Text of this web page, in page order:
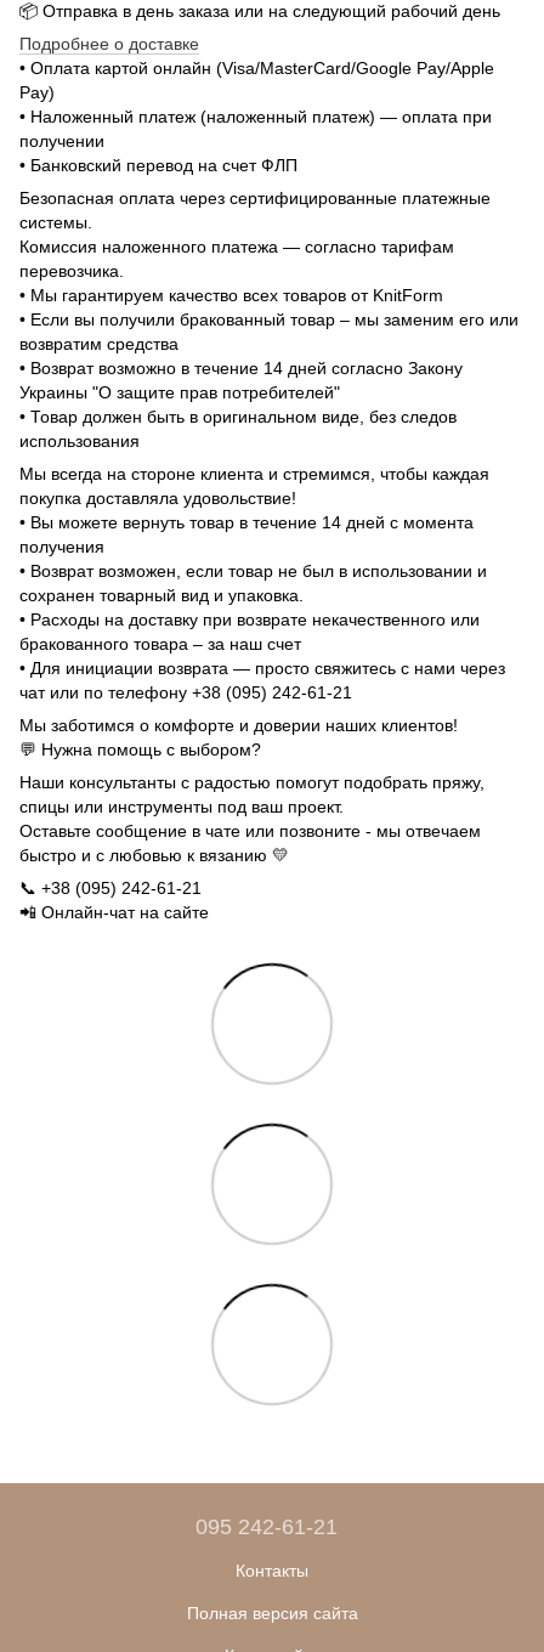
📦 Отправка в день заказа или на следующий рабочий день
Подробнее о доставке
• Оплата картой онлайн (Visa/MasterCard/Google Pay/Apple
Pay)
• Наложенный платеж (наложенный платеж) — оплата при
получении
• Банковский перевод на счет ФЛП
Безопасная оплата через сертифицированные платежные
системы.
Комиссия наложенного платежа — согласно тарифам
перевозчика.
• Мы гарантируем качество всех товаров от KnitForm
• Если вы получили бракованный товар – мы заменим его или
возвратим средства
• Возврат возможно в течение 14 дней согласно Закону
Украины "О защите прав потребителей"
• Товар должен быть в оригинальном виде, без следов
использования
Мы всегда на стороне клиента и стремимся, чтобы каждая
покупка доставляла удовольствие!
• Вы можете вернуть товар в течение 14 дней с момента
получения
• Возврат возможен, если товар не был в использовании и
сохранен товарный вид и упаковка.
• Расходы на доставку при возврате некачественного или
бракованного товара – за наш счет
• Для инициации возврата — просто свяжитесь с нами через
чат или по телефону +38 (095) 242-61-21
Мы заботимся о комфорте и доверии наших клиентов!
💬 Нужна помощь с выбором?
Наши консультанты с радостью помогут подобрать пряжу,
спицы или инструменты под ваш проект.
Оставьте сообщение в чате или позвоните - мы отвечаем
быстро и с любовью к вязанию 💛
📞 +38 (095) 242-61-21
📲 Онлайн-чат на сайте
095 242-61-21
Контакты
Полная версия сайта